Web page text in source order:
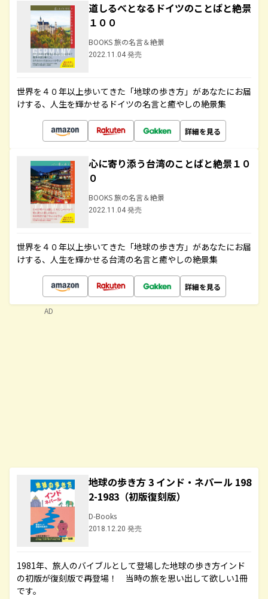
道しるべとなるドイツのことばと絶景
１００
BOOKS 旅の名言＆絶景
2022.11.04 発売
世界を４０年以上歩いてきた「地球の歩き方」があなたにお届
けする、人生を輝かせるドイツの名言と癒やしの絶景集
詳細を見る
心に寄り添う台湾のことばと絶景１０
０
BOOKS 旅の名言＆絶景
2022.11.04 発売
世界を４０年以上歩いてきた「地球の歩き方」があなたにお届
けする、人生を輝かせる台湾の名言と癒やしの絶景集
詳細を見る
地球の歩き方 3 インド・ネパール 198
2-1983（初版復刻版）
D-Books
2018.12.20 発売
1981年、旅人のバイブルとして登場した地球の歩き方インド
の初版が復刻版で再登場！ 当時の旅を思い出して欲しい1冊
です。
AD